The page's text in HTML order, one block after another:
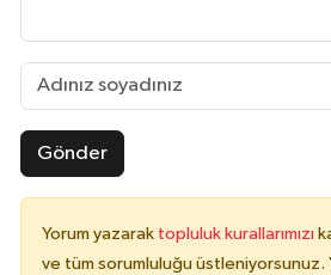
Gönder
Yorum yazarak topluluk kurallarımızı
ve tüm sorumluluğu üstleniyorsunuz.